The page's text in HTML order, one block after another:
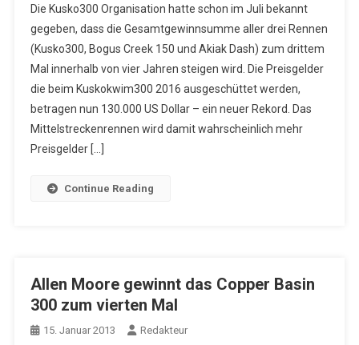
Die Kusko300 Organisation hatte schon im Juli bekannt
gegeben, dass die Gesamtgewinnsumme aller drei Rennen
(Kusko300, Bogus Creek 150 und Akiak Dash) zum drittem
Mal innerhalb von vier Jahren steigen wird. Die Preisgelder
die beim Kuskokwim300 2016 ausgeschüttet werden,
betragen nun 130.000 US Dollar – ein neuer Rekord. Das
Mittelstreckenrennen wird damit wahrscheinlich mehr
Preisgelder […]
Continue Reading
Allen Moore gewinnt das Copper Basin
300 zum vierten Mal
15. Januar 2013 Redakteur